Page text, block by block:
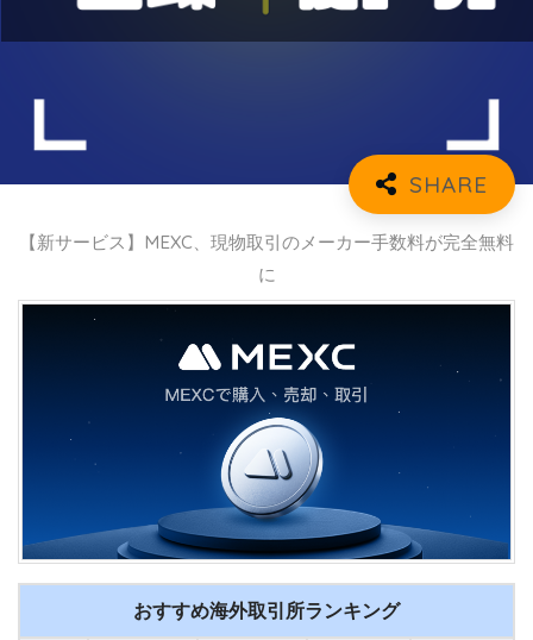
【新サービス】MEXC、現物取引のメーカー手数料が完全無料
に
おすすめ海外取引所ランキング